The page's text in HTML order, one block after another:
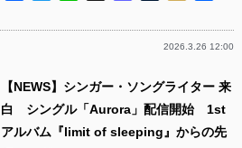
2026.3.26 12:00
【NEWS】シンガー・ソングライター 来
白 シングル「Aurora」配信開始 1st
アルバム『limit of sleeping』からの先